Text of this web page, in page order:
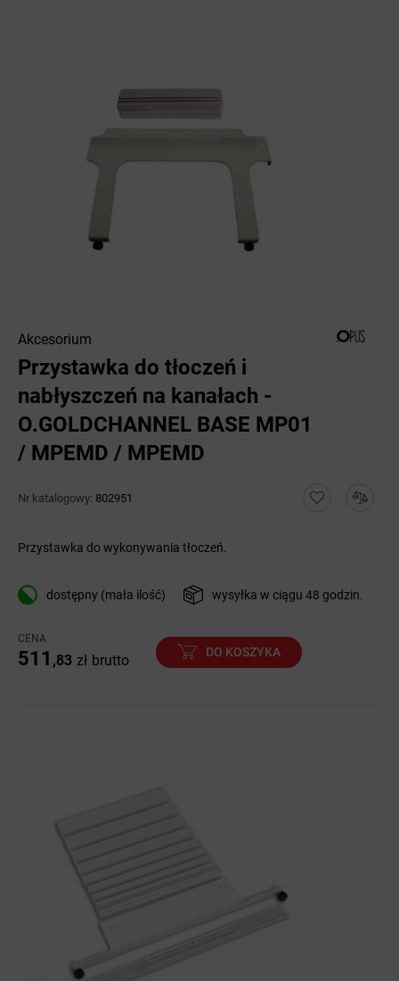
Akcesorium
Przystawka do tłoczeń i
nabłyszczeń na kanałach -
O.GOLDCHANNEL BASE MP01
/ MPEMD / MPEMD
Nr katalogowy: 802951
Przystawka do wykonywania tłoczeń.
dostępny (mała ilość) wysyłka w ciągu 48 godzin.
CENA
511 ,83 zł brutto
DO KOSZYKA